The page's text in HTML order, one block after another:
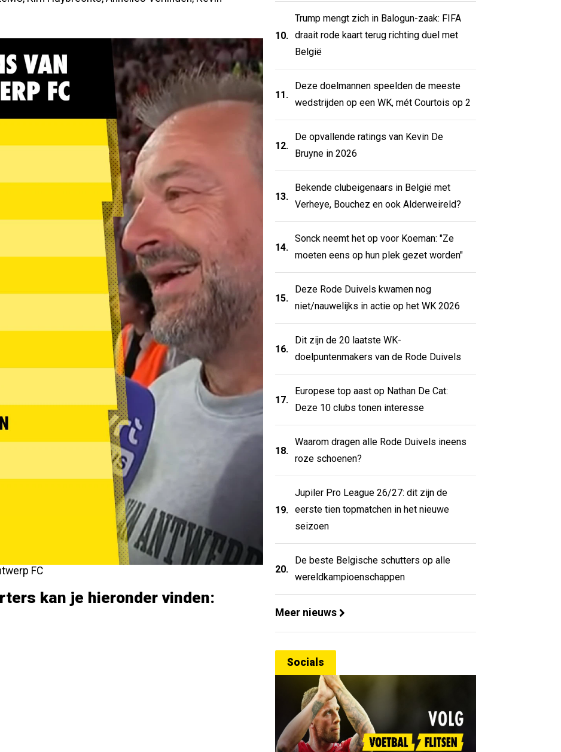
FC
kan je hieronder vinden:
10.
Trump mengt zich in Balogun-zaak: FIFA
draait rode kaart terug richting duel met
België
11.
Deze doelmannen speelden de meeste
wedstrijden op een WK, mét Courtois op 2
12.
De opvallende ratings van Kevin De
Bruyne in 2026
13.
Bekende clubeigenaars in België met
Verheye, Bouchez en ook Alderweireld?
14.
Sonck neemt het op voor Koeman: "Ze
moeten eens op hun plek gezet worden"
15.
Deze Rode Duivels kwamen nog
niet/nauwelijks in actie op het WK 2026
16.
Dit zijn de 20 laatste WK-
doelpuntenmakers van de Rode Duivels
17.
Europese top aast op Nathan De Cat:
Deze 10 clubs tonen interesse
18.
Waarom dragen alle Rode Duivels ineens
roze schoenen?
19.
Jupiler Pro League 26/27: dit zijn de
eerste tien topmatchen in het nieuwe
seizoen
20.
De beste Belgische schutters op alle
wereldkampioenschappen
Meer nieuws
Socials